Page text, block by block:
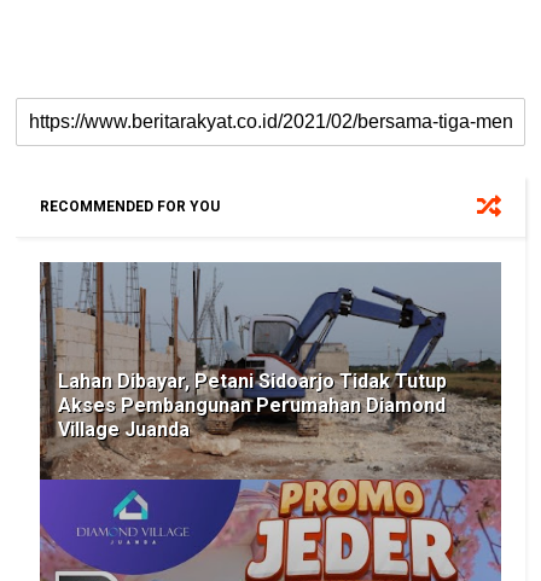
RECOMMENDED FOR YOU
Lahan Dibayar, Petani Sidoarjo Tidak Tutup
Akses Pembangunan Perumahan Diamond
Village Juanda